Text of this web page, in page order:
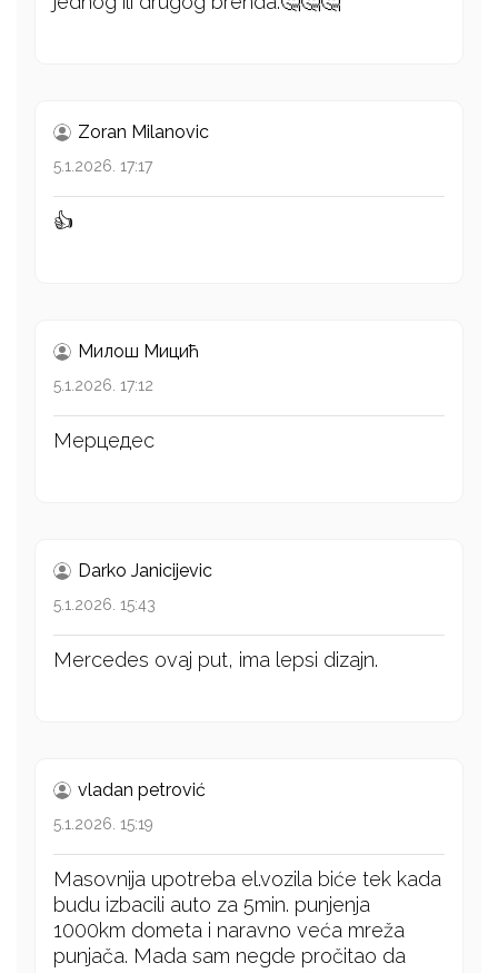
Zoran Milanovic
5.1.2026. 17:17
👍
Милош Mицић
5.1.2026. 17:12
Мерцедес
Darko Janicijevic
5.1.2026. 15:43
Mercedes ovaj put, ima lepsi dizajn.
vladan petrović
5.1.2026. 15:19
Masovnija upotreba el.vozila biće tek kada
budu izbacili auto za 5min. punjenja
1000km dometa i naravno veća mreža
punjača. Mada sam negde pročitao da